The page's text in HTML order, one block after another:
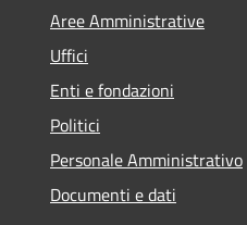
Aree Amministrative
Uffici
Enti e fondazioni
Politici
Personale Amministrativo
Documenti e dati